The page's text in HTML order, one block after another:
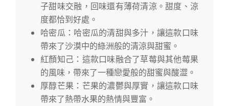
子甜味交融，回味還有薄荷清涼。甜度、涼
度都恰到好處。
哈密瓜：哈密瓜的清甜與多汁，讓這款口味
帶來了沙漠中的綠洲般的清涼與甜蜜。
紅顏知己：這款口味融合了草莓與其他莓果
的風味，帶來了一種戀愛般的甜蜜與酸澀。
厚醇芒果：芒果的濃鬱與厚實，讓這款口味
帶來了熱帶水果的熱情與豐富。